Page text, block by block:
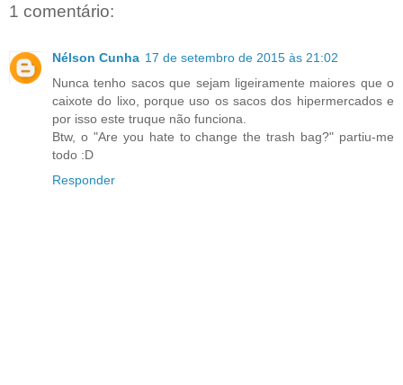
1 comentário:
Nélson Cunha 17 de setembro de 2015 às 21:02
Nunca tenho sacos que sejam ligeiramente maiores que o
caixote do lixo, porque uso os sacos dos hipermercados e
por isso este truque não funciona.
Btw, o "Are you hate to change the trash bag?" partiu-me
todo :D
Responder